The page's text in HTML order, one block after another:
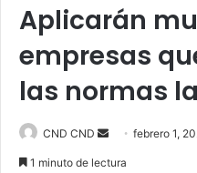
Aplicarán
empresas
las normas
CND CND
Sendfebrero 1,
1 minuto de lectura